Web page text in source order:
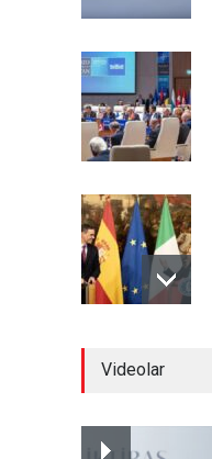
Videolar